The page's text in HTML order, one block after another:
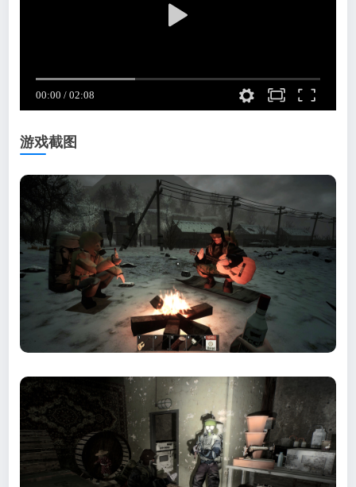
游戏截图